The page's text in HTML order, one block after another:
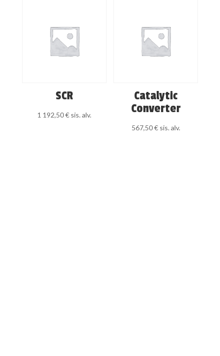
SCR
1 192,50€ sis. alv.
Catalytic
Converter
567,50€ sis. alv.